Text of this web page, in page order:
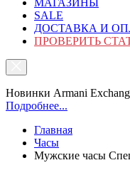
МАГАЗИНЫ
SALE
ДОСТАВКА И
ПРОВЕРИТЬ
Новинки Armani
Подробнее...
Главная
Часы
Мужские часы